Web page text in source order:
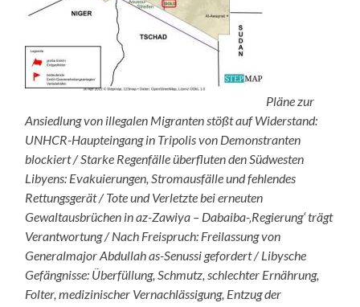
Pläne zur
Ansiedlung von illegalen Migranten stößt auf Widerstand:
UNHCR-Haupteingang in Tripolis von Demonstranten
blockiert / Starke Regenfälle überfluten den Südwesten
Libyens: Evakuierungen, Stromausfälle und fehlendes
Rettungsgerät / Tote und Verletzte bei erneuten
Gewaltausbrüchen in az-Zawiya – Dabaiba-‚Regierung‘ trägt
Verantwortung / Nach Freispruch: Freilassung von
Generalmajor Abdullah as-Senussi gefordert / Libysche
Gefängnisse: Überfüllung, Schmutz, schlechter Ernährung,
Folter, medizinischer Vernachlässigung, Entzug der